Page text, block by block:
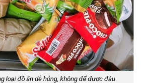
loại đồ ăn dễ hỏng, không để được đâu